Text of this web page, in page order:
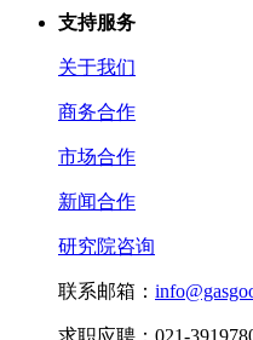
支持服务
关于我们
商务合作
市场合作
新闻合作
研究院咨询
联系邮箱：
求职应聘：021-